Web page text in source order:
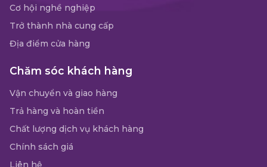
Cơ hội nghề nghiệp
Trở thành nhà cung cấp
Địa điểm cửa hàng
Chăm sóc khách hàng
Vận chuyển và giao hàng
Trả hàng và hoàn tiền
Chất lượng dịch vụ khách hàng
Chính sách giá
Liên hệ